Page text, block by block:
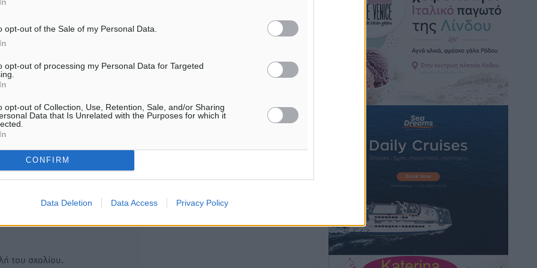
opt-out of the Sale of my Personal Data.
opt-out of processing my Personal Data for Targeted
opt-out of Collection, Use, Retention, Sale, and/or Sharing
Data that Is Unrelated with the Purposes for which it
CONFIRM
Data Deletion Data Access Privacy Policy
07.08.26 · 11:57
Η Δημοκρατική δεν υιοθετεί
όποια σχόλια θεωρούμε
Χρήστες που δεν τηρούν
του σχολίου.
Για την μερική αναπαραγωγή της
Γ.Σ. Διαγόρας: Εντατική προετοιμασία
και επιστροφή Ρίζου στις Ακαδημίες
Αθλητικά• πριν 3 ώρες
Εθνική Ανδρών: Ραντεβού στο Telekom
Center Athens
πριν 3 ώρες
ΕΠΟ: Απέσυρε τη στήριξή της στην
πριν 3 ώρες
Φοίβος Κω: Το «ευχαριστώ» για το 9ο
Kos 3X3 Basketball Festival
Αθλητικά•